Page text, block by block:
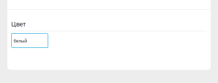
Цвет
белый